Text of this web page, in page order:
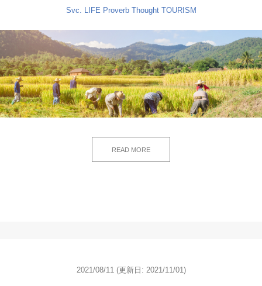
Svc. LIFE Proverb Thought TOURISM
READ MORE
2021/08/11 (更新日: 2021/11/01)